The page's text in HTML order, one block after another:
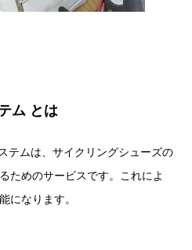
ム とは
テムは、サイクリングシューズの
ためのサービスです。これによ
になります。